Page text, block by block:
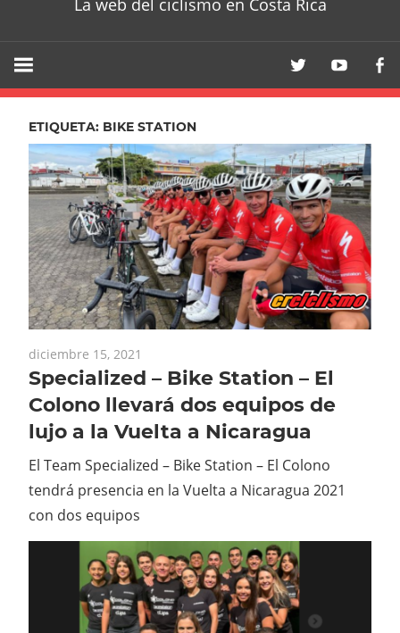
La web del ciclismo en Costa Rica
ETIQUETA: BIKE STATION
diciembre 15, 2021
Specialized – Bike Station – El
Colono llevará dos equipos de
lujo a la Vuelta a Nicaragua
El Team Specialized – Bike Station – El Colono
tendrá presencia en la Vuelta a Nicaragua 2021
con dos equipos